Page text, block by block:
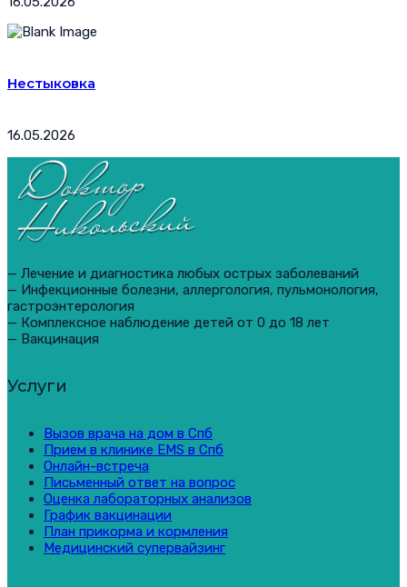
Нестыковка
16.05.2026
— Лечение и диагностика любых острых заболеваний
— Инфекционные болезни, аллергология, пульмонология,
гастроэнтерология
— Комплексное наблюдение детей от 0 до 18 лет
— Вакцинация
Услуги
Вызов врача на дом в Спб
Прием в клинике EMS в Спб
Онлайн-встреча
Письменный ответ на вопрос
Оценка лабораторных анализов
График вакцинации
План прикорма и кормления
Медицинский супервайзинг